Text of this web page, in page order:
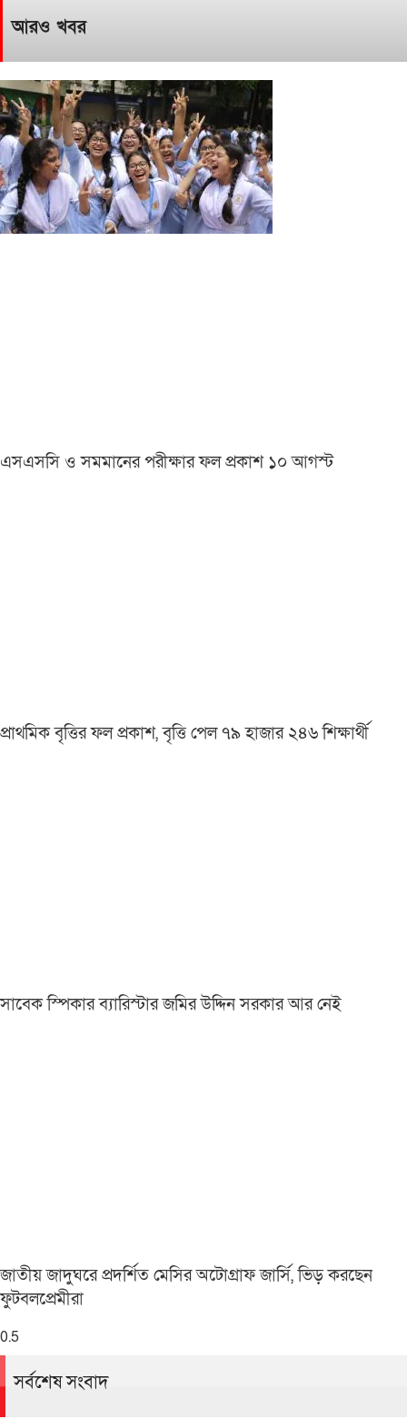
আরও খবর
এসএসসি ও সমমানের পরীক্ষার ফল প্রকাশ ১০ আগস্ট
প্রাথমিক বৃত্তির ফল প্রকাশ, বৃত্তি পেল ৭৯ হাজার ২৪৬ শিক্ষার্থী
সাবেক স্পিকার ব্যারিস্টার জমির উদ্দিন সরকার আর নেই
জাতীয় জাদুঘরে প্রদর্শিত মেসির অটোগ্রাফ জার্সি, ভিড় করছেন
ফুটবলপ্রেমীরা
সর্বশেষ সংবাদ